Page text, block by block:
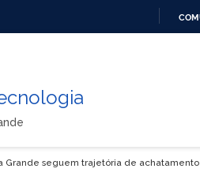
Grande seguem trajetória de